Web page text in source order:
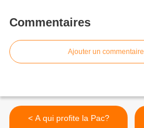
Commentaires
Ajouter un commentaire
< A qui profite la Pac?